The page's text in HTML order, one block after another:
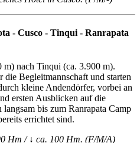
- Cusco - Tinqui - Ranrapata
nach Tinqui (ca. 3.900 m).
Begleitmannschaft und starten
kleine Andendörfer, vorbei an
ersten Ausblicken auf die
bis zum Ranrapata Camp
errichtet sind.
Hm / ↓ ca. 100 Hm. (F/M/A)